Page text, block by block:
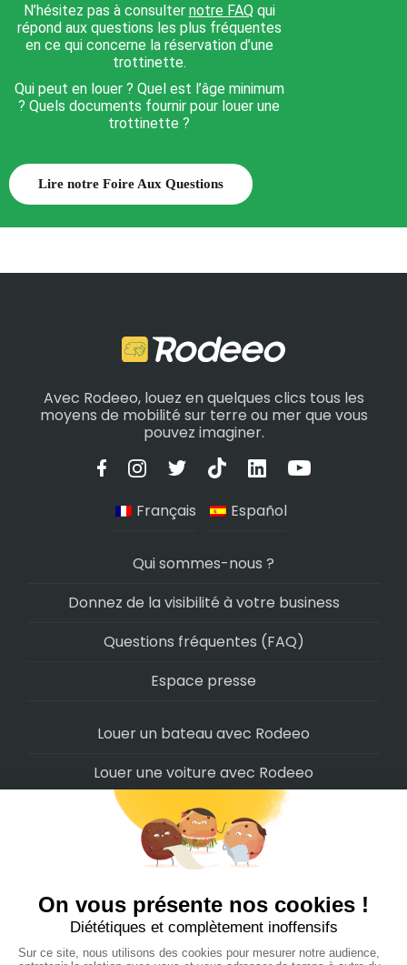
N’hésitez pas à consulter notre FAQqui
répond aux questions les plus fréquentes
en ce qui concerne la réservation d’une
trottinette.
Qui peut en louer ? Quel est l’âge minimum
? Quels documents fournir pour louer une
trottinette ?
Lire notre Foire Aux Questions
Avec Rodeeo, louez en quelques clics tous les
moyens de mobilité sur terre ou mer que vous
pouvez imaginer.
Français Español
Qui sommes-nous ?
Donnez de la visibilité à votre business
Questions fréquentes (FAQ)
Espace presse
Louer un bateau avec Rodeeo
Louer une voiture avec Rodeeo
Louer une moto avec Rodeeo
Louer un scooter avec Rodeeo
Louer un Camping-Car avec Rodeeo